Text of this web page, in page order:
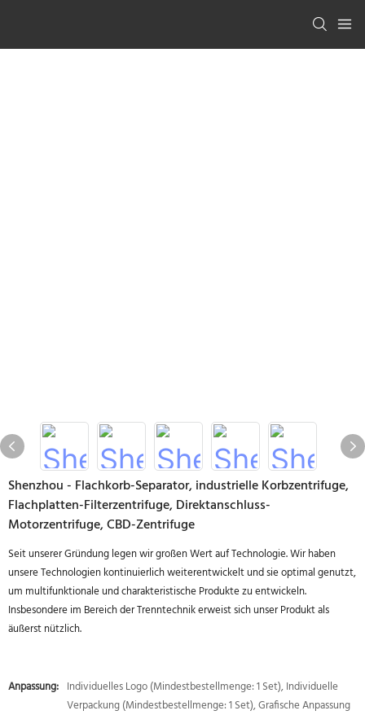
Shenzhou - Flachkorb-Separator, industrielle Korbzentrifuge,
Flachplatten-Filterzentrifuge, Direktanschluss-
Motorzentrifuge, CBD-Zentrifuge
Seit unserer Gründung legen wir großen Wert auf Technologie. Wir haben
unsere Technologien kontinuierlich weiterentwickelt und sie optimal genutzt,
um multifunktionale und charakteristische Produkte zu entwickeln.
Insbesondere im Bereich der Trenntechnik erweist sich unser Produkt als
äußerst nützlich.
Anpassung: Individuelles Logo (Mindestbestellmenge: 1 Set), Individuelle
Verpackung (Mindestbestellmenge: 1 Set), Grafische Anpassung